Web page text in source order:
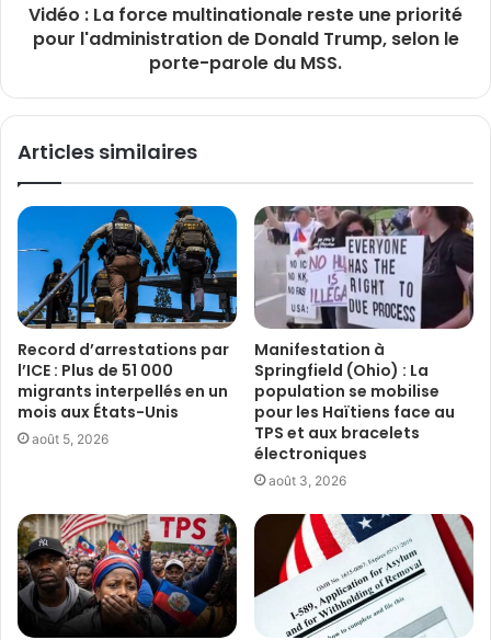
Vidéo : La force multinationale reste une priorité
pour l'administration de Donald Trump, selon le
porte-parole du MSS.
Articles similaires
Record d’arrestations par
l’ICE : Plus de 51 000
migrants interpellés en un
mois aux États-Unis
août 5, 2026
Manifestation à
Springfield (Ohio) : La
population se mobilise
pour les Haïtiens face au
TPS et aux bracelets
électroniques
août 3, 2026